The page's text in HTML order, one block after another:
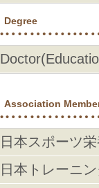
Degree
Association
日本スポーツ
日本トレーニ